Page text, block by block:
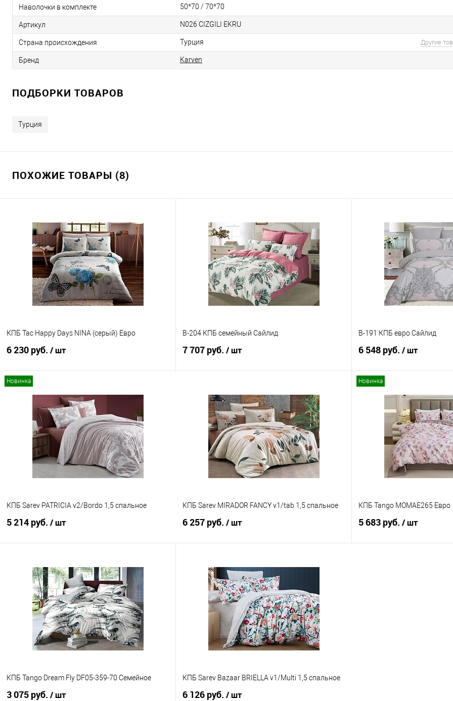
Наволочки в комплекте 50*70 / 70*70
Артикул N026 CIZGILI EKRU
Страна происхождения Турция Другие
Бренд Karven
ПОДБОРКИ ТОВАРОВ
Турция
ПОХОЖИЕ ТОВАРЫ (8)
КПБ Tac Happy Days NINA (серый) Евро
6 230 руб. / шт
Купить в 1 клик
Сравнение
В избранное
В наличии
B-204 КПБ семейный Сайлид
7 707 руб. / шт
Купить в 1 клик
Сравнение
В избранное
В наличии
B-191 КПБ евро Сайлид
6 548 руб. / шт
Купить в 1 клик
В избранное
Новинка
КПБ Sarev PATRICIA v2/Bordo 1,5 спальное
5 214 руб. / шт
Купить в 1 клик
Сравнение
В избранное
В наличии
КПБ Sarev MIRADOR FANCY v1/tab 1,5 спальное
6 257 руб. / шт
Купить в 1 клик
Сравнение
В избранное
В наличии
Новинка
КПБ Tango MOMAE265 Евро
5 683 руб. / шт
КПБ Tango Dream Fly DF05-359-70 Семейное
3 075 руб. / шт
КПБ Sarev Bazaar BRIELLA v1/Multi 1,5 спальное
6 126 руб. / шт